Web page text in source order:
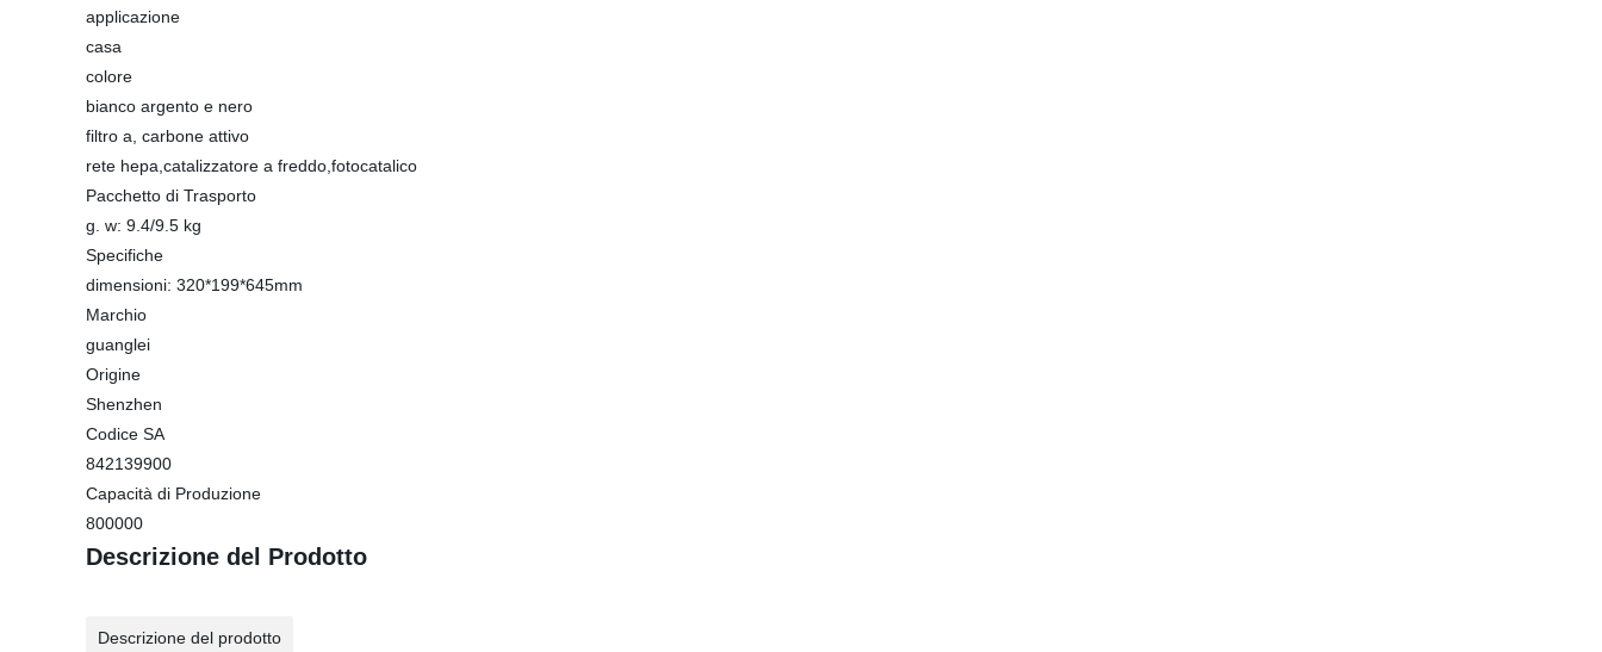
applicazione
casa
colore
bianco argento e nero
filtro a, carbone attivo
rete hepa,catalizzatore a freddo,fotocatalico
Pacchetto di Trasporto
g. w: 9.4/9.5 kg
Specifiche
dimensioni: 320*199*645mm
Marchio
guanglei
Origine
Shenzhen
Codice SA
842139900
Capacità di Produzione
800000
Descrizione del Prodotto
Descrizione del prodotto